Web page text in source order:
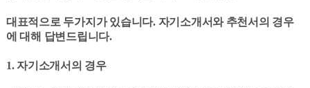
대표적으로 두가지가 있습니다. 자기소개서와 추천서의 경우
에 대해 답변드립니다.
1. 자기소개서의 경우